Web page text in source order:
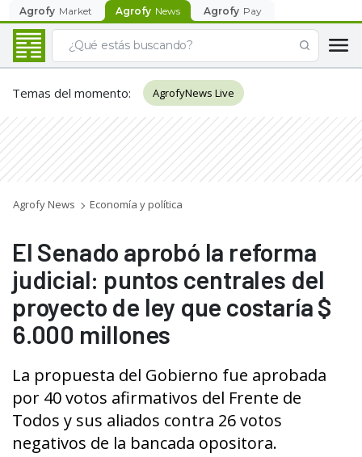
Agrofy Market Agrofy News Agrofy Pay
Temas del momento: AgrofyNews Live
Agrofy News Economía y política
El Senado aprobó la reforma
judicial: puntos centrales del
proyecto de ley que costaría $
6.000 millones
La propuesta del Gobierno fue aprobada
por 40 votos afirmativos del Frente de
Todos y sus aliados contra 26 votos
negativos de la bancada opositora.